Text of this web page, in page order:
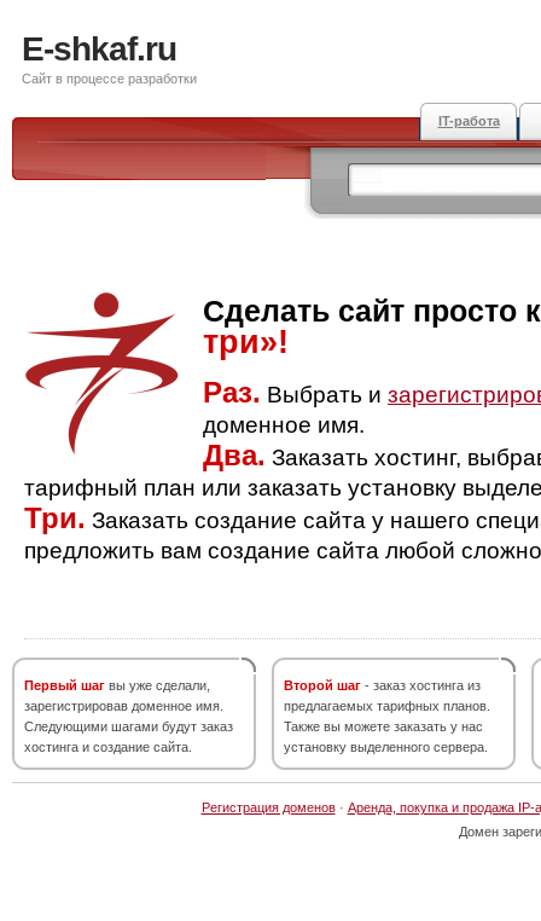
E-shkaf.ru
Сайт в процессе разработки
IT-работа
Сделать сайт просто
три»!
Раз. Выбрать и
доменное имя.
Два. Заказать хостинг,
тарифный план или заказать установку
Три. Заказать создание сайта у нашего
предложить вам создание сайта любой
Первый шаг вы уже сделали,
зарегистрировав доменное имя.
Следующими шагами будут заказ
хостинга и создание сайта.
Второй шаг - заказ хостинга из
предлагаемых тарифных планов.
Также вы можете заказать у нас
установку выделенного сервера.
Регистрация доменов· Аренда, покупка и продажа IP-
Домен